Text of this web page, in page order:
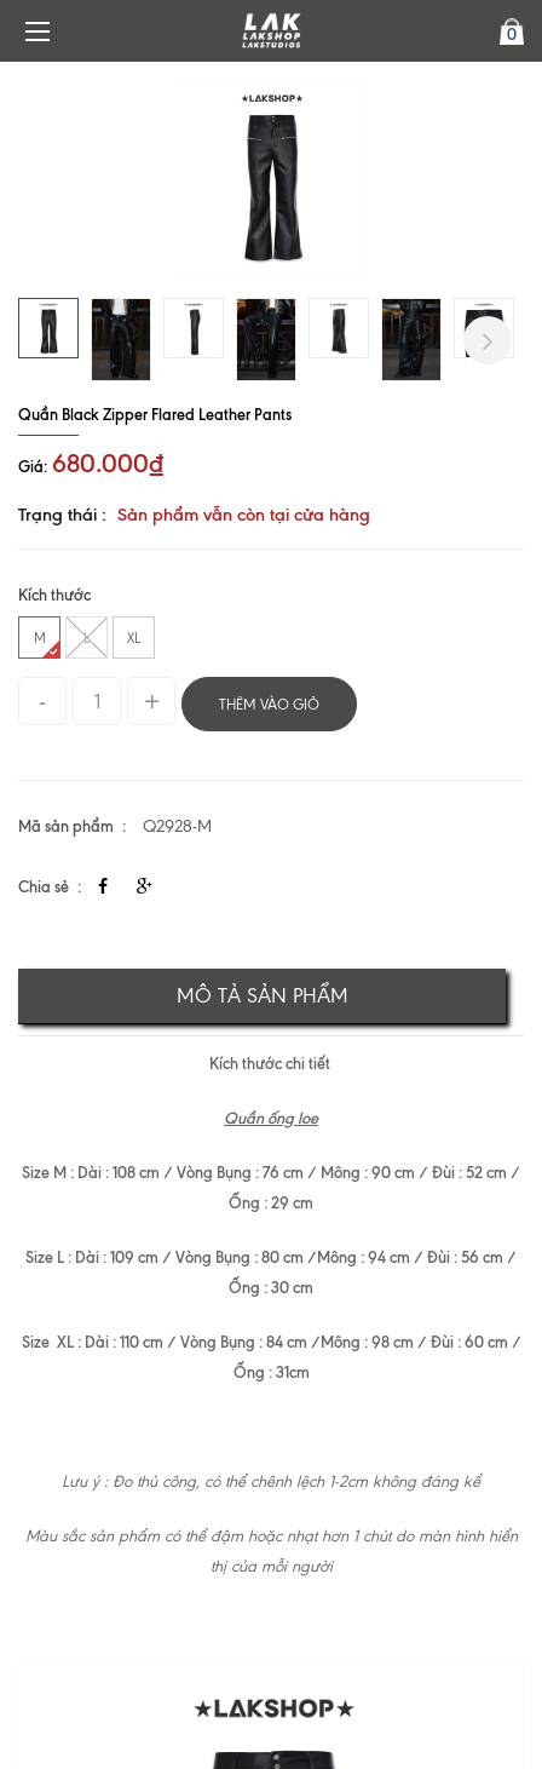
0
Quần Black Zipper Flared Leather Pants
Giá: 680.000₫
Trạng thái : Sản phẩm vẫn còn tại cửa hàng
Kích thước
M L XL
THÊM VÀO GIỎ
Mã sản phẩm Q2928-M
Chia sẻ
MÔ TẢ SẢN PHẨM
Kích thước chi tiết
Quần ống loe
Size M : Dài : 108 cm / Vòng Bụng : 76 cm / Mông : 90 cm / Đùi : 52 cm /
Ống : 29 cm
Size L : Dài : 109 cm / Vòng Bụng : 80 cm /Mông : 94 cm / Đùi : 56 cm /
Ống : 30 cm
Size XL : Dài : 110 cm / Vòng Bụng : 84 cm /Mông : 98 cm / Đùi : 60 cm /
Ống : 31cm
Lưu ý : Đo thủ công, có thể chênh lệch 1-2cm không đáng kể
Màu sắc sản phẩm có thể đậm hoặc nhạt hơn 1 chút do màn hình hiển
thị của mỗi người